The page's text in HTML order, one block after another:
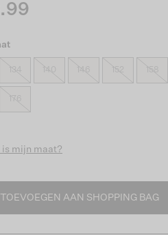
140 146
is mijn maat?
TOEVOEGEN AAN SHOPPING BAG